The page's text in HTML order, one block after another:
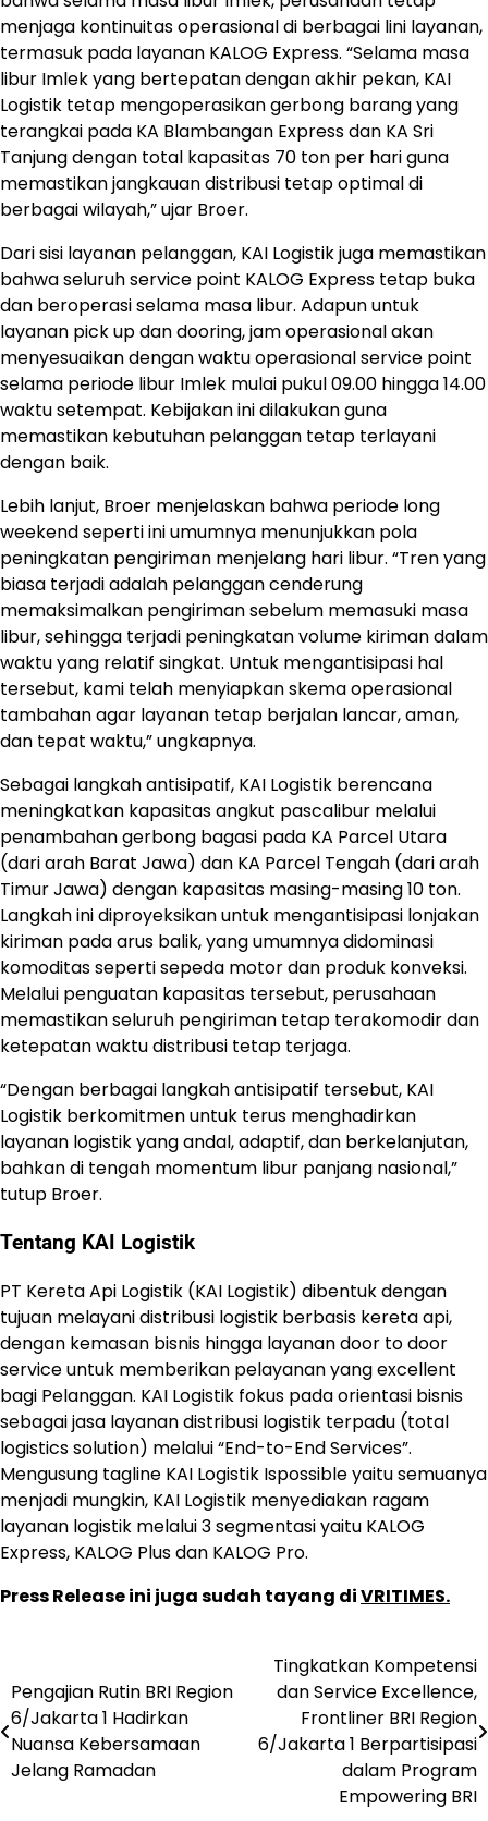
menjaga kontinuitas operasional di berbagai lini layanan,
termasuk pada layanan KALOG Express. “Selama masa
libur Imlek yang bertepatan dengan akhir pekan, KAI
Logistik tetap mengoperasikan gerbong barang yang
terangkai pada KA Blambangan Express dan KA Sri
Tanjung dengan total kapasitas 70 ton per hari guna
memastikan jangkauan distribusi tetap optimal di
berbagai wilayah,” ujar Broer.
Dari sisi layanan pelanggan, KAI Logistik juga memastikan
bahwa seluruh service point KALOG Express tetap buka
dan beroperasi selama masa libur. Adapun untuk
layanan pick up dan dooring, jam operasional akan
menyesuaikan dengan waktu operasional service point
selama periode libur Imlek mulai pukul 09.00 hingga 14.00
waktu setempat. Kebijakan ini dilakukan guna
memastikan kebutuhan pelanggan tetap terlayani
dengan baik.
Lebih lanjut, Broer menjelaskan bahwa periode long
weekend seperti ini umumnya menunjukkan pola
peningkatan pengiriman menjelang hari libur. “Tren yang
biasa terjadi adalah pelanggan cenderung
memaksimalkan pengiriman sebelum memasuki masa
libur, sehingga terjadi peningkatan volume kiriman dalam
waktu yang relatif singkat. Untuk mengantisipasi hal
tersebut, kami telah menyiapkan skema operasional
tambahan agar layanan tetap berjalan lancar, aman,
dan tepat waktu,” ungkapnya.
Sebagai langkah antisipatif, KAI Logistik berencana
meningkatkan kapasitas angkut pascalibur melalui
penambahan gerbong bagasi pada KA Parcel Utara
(dari arah Barat Jawa) dan KA Parcel Tengah (dari arah
Timur Jawa) dengan kapasitas masing-masing 10 ton.
Langkah ini diproyeksikan untuk mengantisipasi lonjakan
kiriman pada arus balik, yang umumnya didominasi
komoditas seperti sepeda motor dan produk konveksi.
Melalui penguatan kapasitas tersebut, perusahaan
memastikan seluruh pengiriman tetap terakomodir dan
ketepatan waktu distribusi tetap terjaga.
“Dengan berbagai langkah antisipatif tersebut, KAI
Logistik berkomitmen untuk terus menghadirkan
layanan logistik yang andal, adaptif, dan berkelanjutan,
bahkan di tengah momentum libur panjang nasional,”
tutup Broer.
Tentang KAI Logistik
PT Kereta Api Logistik (KAI Logistik) dibentuk dengan
tujuan melayani distribusi logistik berbasis kereta api,
dengan kemasan bisnis hingga layanan door to door
service untuk memberikan pelayanan yang excellent
bagi Pelanggan. KAI Logistik fokus pada orientasi bisnis
sebagai jasa layanan distribusi logistik terpadu (total
logistics solution) melalui “End-to-End Services”.
Mengusung tagline KAI Logistik Ispossible yaitu semuanya
menjadi mungkin, KAI Logistik menyediakan ragam
layanan logistik melalui 3 segmentasi yaitu KALOG
Express, KALOG Plus dan KALOG Pro.
Press Release ini juga sudah tayang diVRITIMES.
pos
Pengajian Rutin BRI Region
6/Jakarta 1 Hadirkan
Nuansa Kebersamaan
Jelang Ramadan
Tingkatkan Kompetensi
dan Service Excellence,
Frontliner BRI Region
6/Jakarta 1 Berpartisipasi
dalam Program
Empowering BRI